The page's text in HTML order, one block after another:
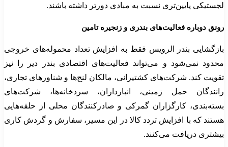
لجستیکی پایین‌تری نسبت به مبادی دورتر داشته باشند.
رونق دوباره فعالیت‌های بندری و زنجیره تامین
بازگشایی بندر الرویس فقط به افزایش تعداد محموله‌های خروجی
محدود نمی‌شود و می‌تواند فعالیت‌های اقتصادی بندر دیر را نیز
تقویت کند. شرکت‌های کشتیرانی، مالکان لنج‌ها و شناورهای تجاری،
رانندگان حمل زمینی، انبارداران، سردخانه‌ها، شرکت‌های
بسته‌بندی، کارگزاران گمرکی و صادرکنندگان محلی از حلقه‌هایی
هستند که با افزایش تردد کالا در این مسیر، سفارش و گردش کاری
بیشتری دریافت می‌کنند.